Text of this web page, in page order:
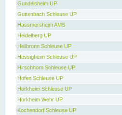
Gundelsheim UP
Guttenbach Schleuse UP
Hassmersheim AMS
Heidelberg UP
Heilbronn Schleuse UP
Hessigheim Schleuse UP
Hirschhorn Schleuse UP
Hofen Schleuse UP
Horkheim Schleuse UP
Horkheim Wehr UP
Kochendorf Schleuse UP